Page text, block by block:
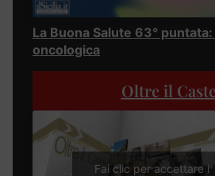
La Buona Salute 63°
oncologica
Oltre il
Fai clic per accettare i